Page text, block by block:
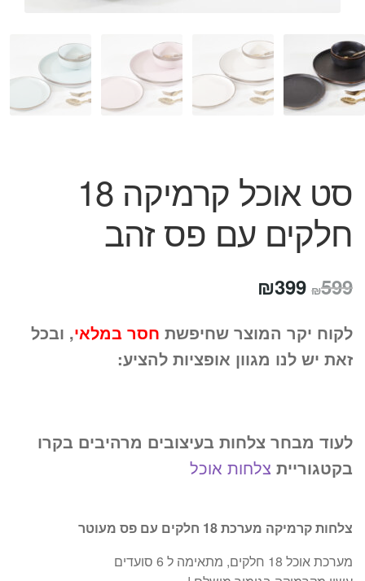
מתנות לחנוכת בית
מתנות למטבח
מתכונים שלכם
סט אוכל קרמיקה 18
חלקים עם פס זהב
₪599 המחיר
היה:
₪599.
₪399
הוא:
₪399.
לקוח יקר המוצר שחיפשת חסר במלאי, ובכל
זאת יש לנו מגוון אופציות להציע:
לעוד מבחר צלחות בעיצובים מרהיבים בקרו
בקטגוריית צלחות אוכל
צלחות קרמיקה מערכת 18 חלקים עם פס מעוטר
מערכת אוכל 18 חלקים, מתאימה ל 6 סועדים